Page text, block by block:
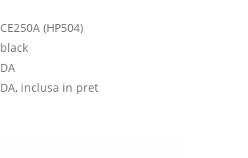
CE250A (HP504)
black
DA
DA, inclusa in pret